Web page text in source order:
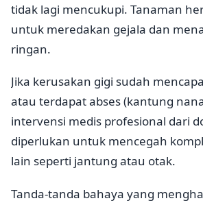
tidak lagi mencukupi. Tanaman
untuk meredakan gejala dan
ringan.
Jika kerusakan gigi sudah
atau terdapat abses (kantung
intervensi medis profesional dari
diperlukan untuk mencegah
lain seperti jantung atau otak.
Tanda-tanda bahaya yang